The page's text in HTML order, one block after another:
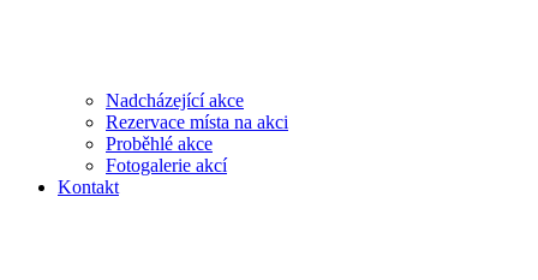
Nadcházející akce
Rezervace místa na akci
Proběhlé akce
Fotogalerie akcí
Kontakt